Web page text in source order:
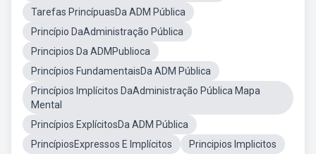
Tarefas PrincípuasDa ADM Pública
Princípio DaAdministração Pública
Principios Da ADMPublioca
Princípios FundamentaisDa ADM Pública
Princípios Implícitos DaAdministração Pública Mapa
Mental
Princípios ExplícitosDa ADM Pública
PrincípiosExpressos E Implícitos
Principios Implicitos